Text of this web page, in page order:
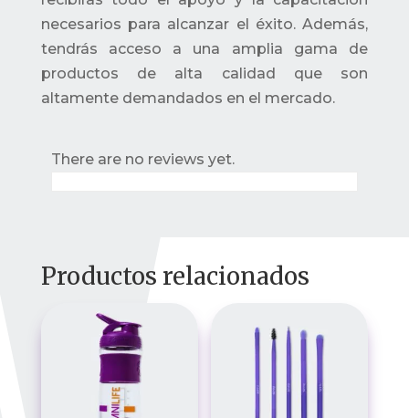
necesarios para alcanzar el éxito. Además,
tendrás acceso a una amplia gama de
productos de alta calidad que son
altamente demandados en el mercado.
There are no reviews yet.
Productos relacionados